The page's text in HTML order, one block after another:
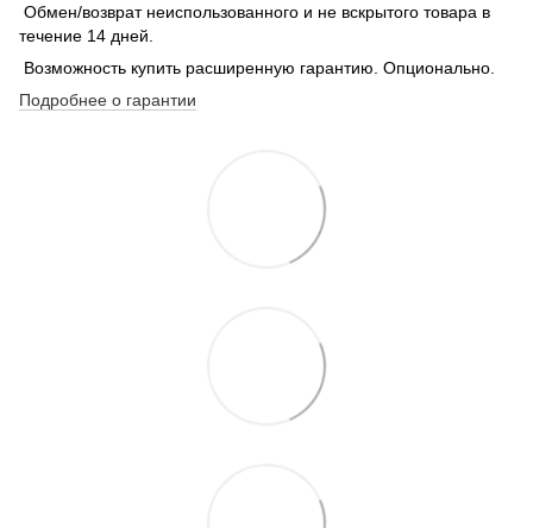
Обмен/возврат неиспользованного и не вскрытого товара в
течение 14 дней.
Возможность купить расширенную гарантию. Опционально.
Подробнее о гарантии